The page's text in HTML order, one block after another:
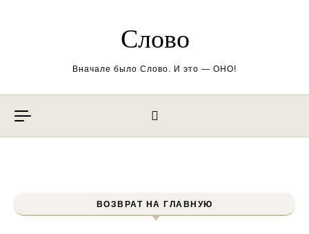
Слово
Вначале было Слово. И это — ОНО!
ВОЗВРАТ НА ГЛАВНУЮ